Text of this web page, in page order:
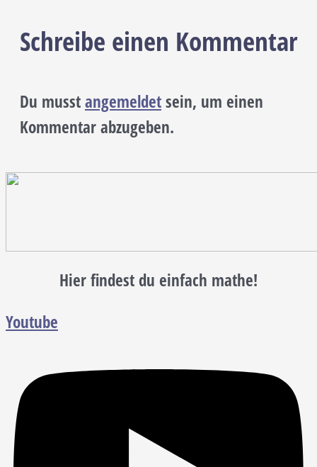
Schreibe einen Kommentar
Du musstangemeldetsein, um einen
Kommentar abzugeben.
Hier findest du einfach mathe!
Youtube